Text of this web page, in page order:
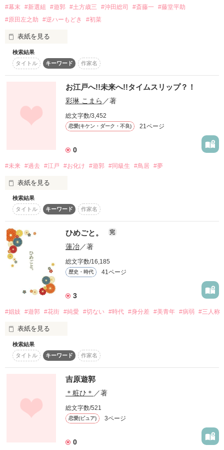
お前は確かに俺だけのものだ――」
ここは騙し騙され、化かし合いの世界。
最愛の花嫁を求め、今宵も皆が
苦界に足を踏み入れる。
『遊郭の花嫁』発売予定です
★☆★☆★☆
#幕末 #新選組 #遊郭 #土方歳三 #沖田総司 #斎藤一 #藤堂平助
#原田左之助
#逆ハーもどき #初菜
表紙を見る
花魁に成った現代少女
雪乃 咲 （ゆきの さき）
源氏名：雪華（ゆきか）
その他：絶対に客に媚びない。遊郭でかなりの人気を誇る。
女たらしけど根は優しい  土方歳三
女嫌いでも甘味大好き  沖田総司
無口で静かけど気遣い上手  斎藤一
いつも明るく悪戯っ子  藤堂平助
大人っぽいけどたまに痛い  原田左之助
雪華「私は絶対に媚びない。もし目的が女と寝ることだけなら
相手はしない。」
めてだ。」
沖田 「僕は君が嫌いだよ。だから僕の視界に入らないでくれ
る？」
斎藤「お前はここの人間ではないな。まぁ言うまでここから出
られないと思え。」
藤堂「雪華はもっと笑えよ！そっちの方がいいと思うぜ！」
原田「何だ？花魁のくせにやけに恥ずかしがるんだな？」
検索結果
タイトル
キーワード 作家名
お江戸へ!!未来へ!!タイムスリップ？！
彩琳 こまら ／著
総文字数/3,452
恋愛(キケン・ダーク・不良) 21ページ
0
#未来 #過去 #江戸 #お化け #遊郭 #同級生 #鳥居 #夢
表紙を見る
｢きゃあああああっ!!｣
私が落ちたのは江戸？！それとも未来？！
っていうか、小学生の時の同級生まで来てる？！
どうなってんのー？！
作品を読む
検索結果
タイトル
キーワード 作家名
ひめごと。 完
蓮冶／著
総文字数/16,185
歴史・時代 41ページ
3
#娼妓 #遊郭 #花街 #純愛 #切ない #時代 #身分差 #美青年 #病弱 #三人称
表紙を見る
――とある郭に、春菊(しゅんぎく)という名のたいそう美し
い娼妓(しょうぎ)がおりました。
しかし、病弱な春菊は、郭で稼ぐことも出来ず、まだ水揚げ
もしておりません。
そんなある日、楼主(ろうしゅ)から、水揚げをするようにと
検索結果
タイトル
キーワード 作家名
吉原遊郭
＊粧ひ＊ ／著
総文字数/521
恋愛(ピュア) 3ページ
0